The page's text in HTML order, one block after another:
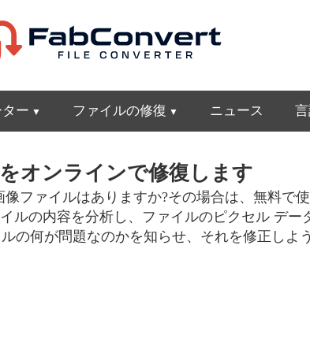
ー ファイルの修復 ニュース
オンラインで修復します
ファイルはありますか?その場合は、無料で
ルの内容を分析し、ファイルのピクセル デ
の何が問題なのかを知らせ、それを修正しよ